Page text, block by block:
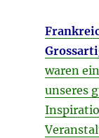
waren
unseres